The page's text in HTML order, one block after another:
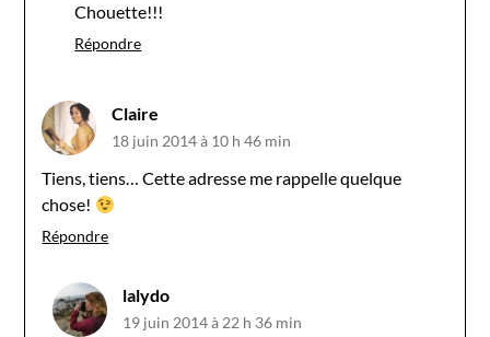
Chouette!!!
Répondre
Claire
18 juin 2014 à 10 h 46 min
Tiens, tiens… Cette adresse me rappelle quelque
chose!
Répondre
lalydo
19 juin 2014 à 22 h 36 min